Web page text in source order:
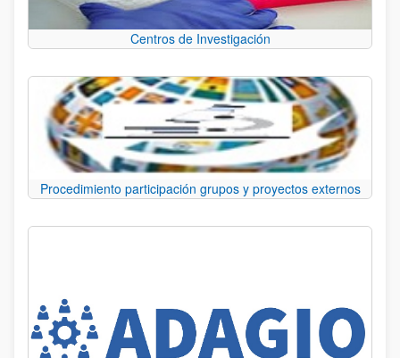
Centros de Investigación
Procedimiento participación grupos y proyectos externos